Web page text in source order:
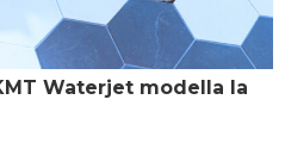
Waterjet modella la